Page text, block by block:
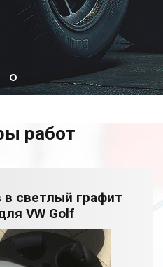
работ
в светлый графит
VW Golf